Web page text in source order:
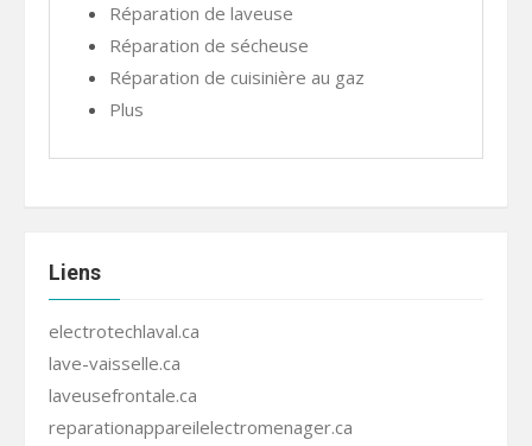
Réparation de laveuse
Réparation de sécheuse
Réparation de cuisinière au gaz
Plus
Liens
electrotechlaval.ca
lave-vaisselle.ca
laveusefrontale.ca
reparationappareilelectromenager.ca